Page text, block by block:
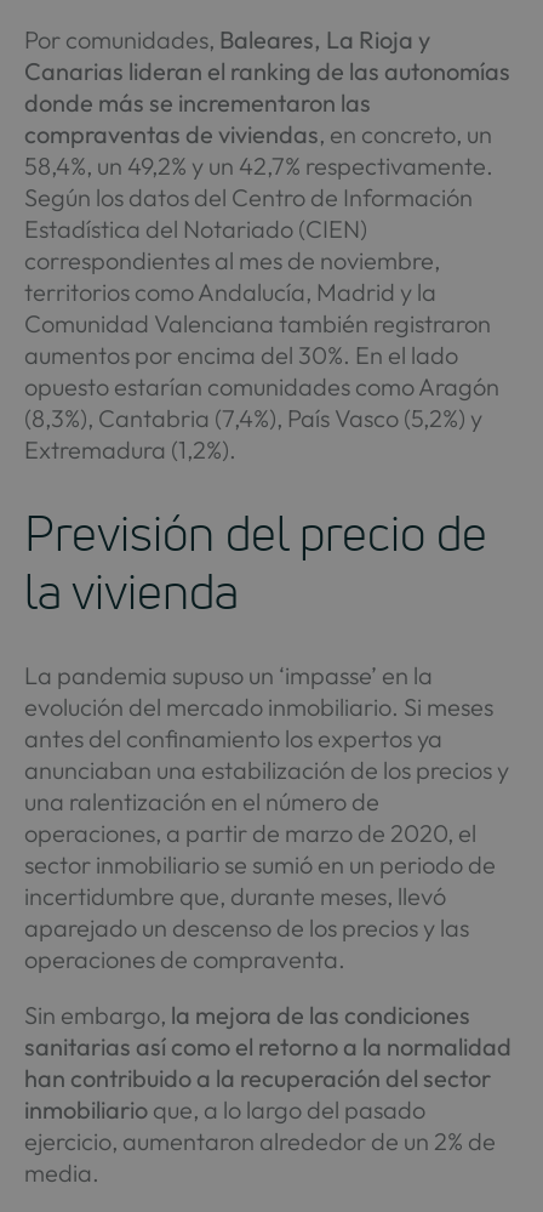
Por comunidades, Baleares, La Rioja y
Canarias lideran el ranking de las autonomías
donde más se incrementaron las
compraventas de viviendas, en concreto, un
58,4%, un 49,2% y un 42,7% respectivamente.
Según los datos del Centro de Información
Estadística del Notariado (CIEN)
correspondientes al mes de noviembre,
territorios como Andalucía, Madrid y la
Comunidad Valenciana también registraron
aumentos por encima del 30%. En el lado
opuesto estarían comunidades como Aragón
(8,3%), Cantabria (7,4%), País Vasco (5,2%) y
Extremadura (1,2%).
Previsión del precio de
la vivienda
La pandemia supuso un ‘impasse’ en la
evolución del mercado inmobiliario. Si meses
antes del confinamiento los expertos ya
anunciaban una estabilización de los precios y
una ralentización en el número de
operaciones, a partir de marzo de 2020, el
sector inmobiliario se sumió en un periodo de
incertidumbre que, durante meses, llevó
aparejado un descenso de los precios y las
operaciones de compraventa.
Sin embargo, la mejora de las condiciones
sanitarias así como el retorno a la normalidad
han contribuido a la recuperación del sector
inmobiliarioque, a lo largo del pasado
ejercicio, aumentaron alrededor de un 2% de
media.